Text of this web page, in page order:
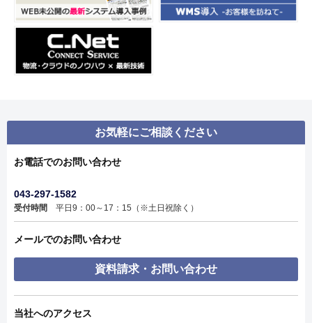
お気軽にご相談ください
お電話でのお問い合わせ
043-297-1582
受付時間 平日9：00～17：15（※土日祝除く）
メールでのお問い合わせ
資料請求・お問い合わせ
当社へのアクセス